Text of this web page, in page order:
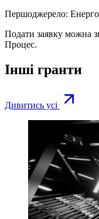
Першоджерело:
Подати заявку можна
Процес.
Інші гранти
Дивитись усі